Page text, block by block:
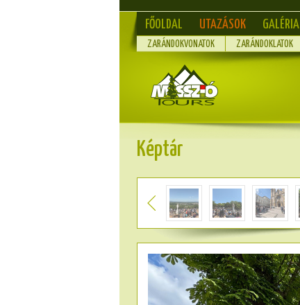
FŐOLDAL UTAZÁSOK GALÉRIA
ZARÁNDOKVONATOK ZARÁNDOKLATOK
Képtár